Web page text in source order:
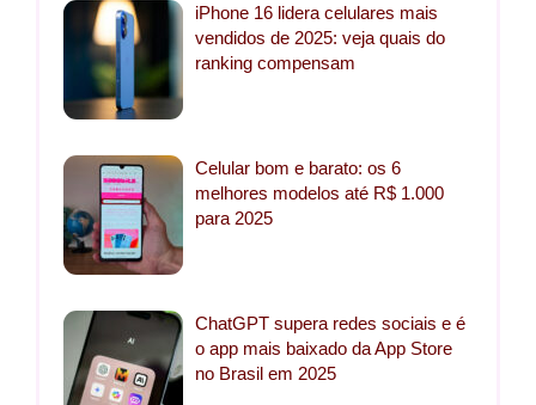
iPhone 16 lidera celulares mais
vendidos de 2025: veja quais do
ranking compensam
Celular bom e barato: os 6
melhores modelos até R$ 1.000
para 2025
ChatGPT supera redes sociais e é
o app mais baixado da App Store
no Brasil em 2025